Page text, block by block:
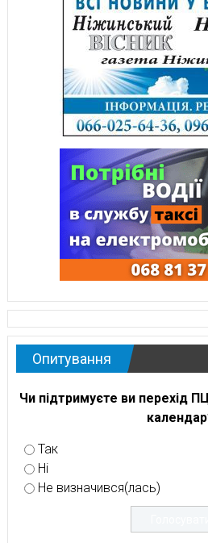
Опитування
Чи підтримуєте ви перехід
Так
Ні
Не визначився(лась)